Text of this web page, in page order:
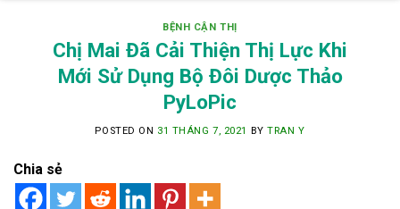
BỆNH CẬN THỊ
Chị Mai Đã Cải Thiện Thị Lực Khi
Mới Sử Dụng Bộ Đôi Dược Thảo
PyLoPic
POSTED ON 31 THÁNG 7, 2021 BYTRAN Y
Chia sẻ